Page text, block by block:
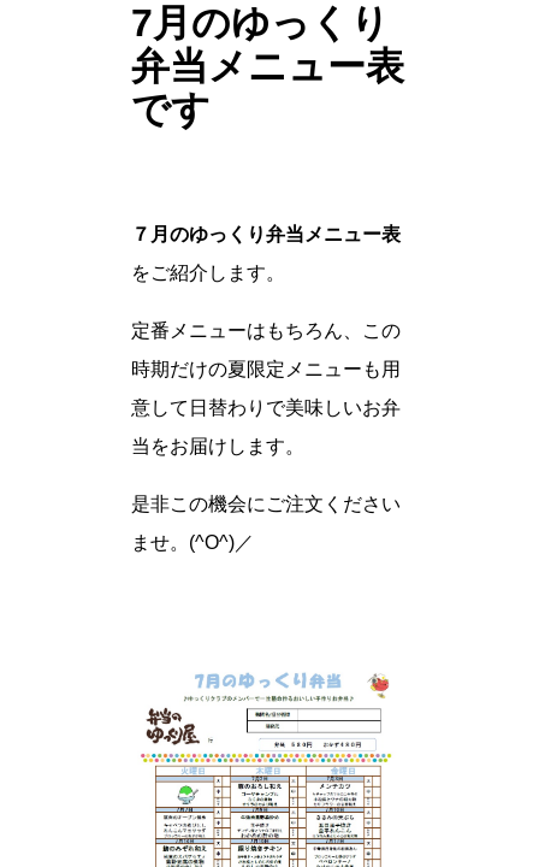
7月のゆっくり
弁当メニュー表
です
７月のゆっくり弁当メニュー表
をご紹介します。
定番メニューはもちろん、この
時期だけの夏限定メニューも用
意して日替わりで美味しいお弁
当をお届けします。
是非この機会にご注文ください
ませ。(^O^)／